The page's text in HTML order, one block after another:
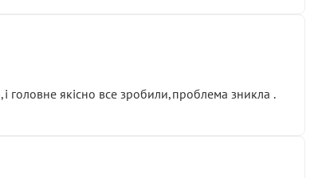
головне якісно все зробили,проблема зникла .